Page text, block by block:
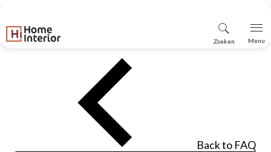
Zoeken Menu
Back to FAQ